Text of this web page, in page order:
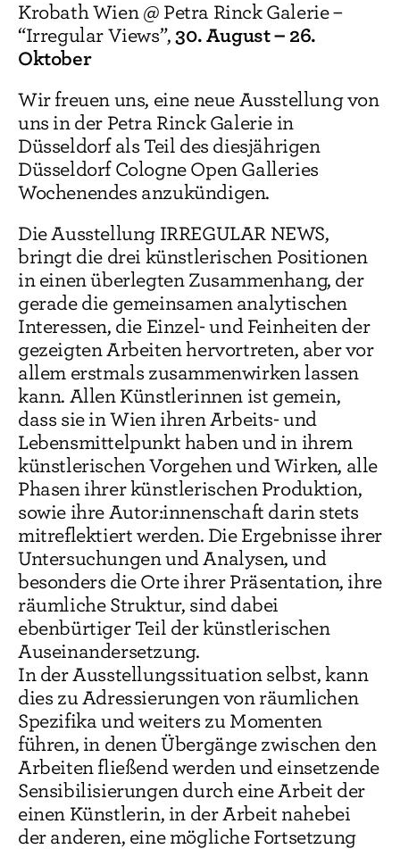
Krobath Wien @ Petra Rinck Galerie –
“Irregular Views”,30. August – 26.
Oktober
Wir freuen uns, eine neue Ausstellung von
uns in der Petra Rinck Galerie in
Düsseldorf als Teil des diesjährigen
Düsseldorf Cologne Open Galleries
Wochenendes anzukündigen.
Die Ausstellung IRREGULAR NEWS,
bringt die drei künstlerischen Positionen
in einen überlegten Zusammenhang, der
gerade die gemeinsamen analytischen
Interessen, die Einzel- und Feinheiten der
gezeigten Arbeiten hervortreten, aber vor
allem erstmals zusammenwirken lassen
kann. Allen Künstlerinnen ist gemein,
dass sie in Wien ihren Arbeits- und
Lebensmittelpunkt haben und in ihrem
künstlerischen Vorgehen und Wirken, alle
Phasen ihrer künstlerischen Produktion,
sowie ihre Autor:innenschaft darin stets
mitreflektiert werden. Die Ergebnisse ihrer
Untersuchungen und Analysen, und
besonders die Orte ihrer Präsentation, ihre
räumliche Struktur, sind dabei
ebenbürtiger Teil der künstlerischen
Auseinandersetzung.
In der Ausstellungssituation selbst, kann
dies zu Adressierungen von räumlichen
Spezifika und weiters zu Momenten
führen, in denen Übergänge zwischen den
Arbeiten fließend werden und einsetzende
Sensibilisierungen durch eine Arbeit der
einen Künstlerin, in der Arbeit nahebei
der anderen, eine mögliche Fortsetzung